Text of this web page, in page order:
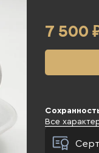
7 500
Все